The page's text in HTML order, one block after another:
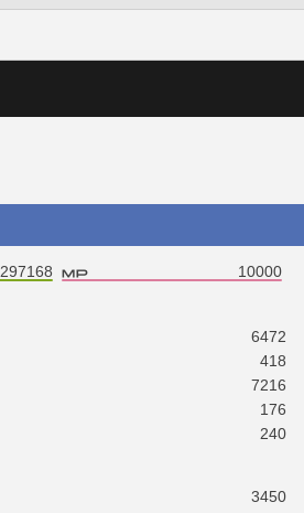
297168 10000
6472
418
7216
176
240
3450